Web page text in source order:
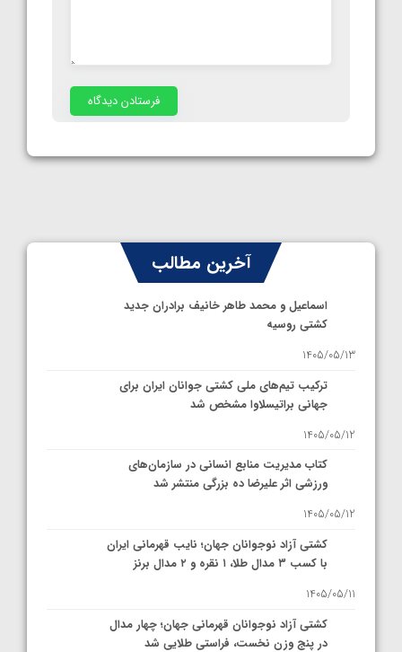
آخرین مطالب
اسماعیل و محمد طاهر خانیف برادران جدید
کشتی روسیه
1405/05/13
ترکیب تیم‌های ملی کشتی جوانان ایران برای
جهانی براتیسلاوا مشخص شد
1405/05/12
کتاب مدیریت منابع انسانی در سازمان‌های
ورزشی اثر علیرضا ده بزرگی منتشر شد
1405/05/12
کشتی آزاد نوجوانان جهان؛ نایب قهرمانی ایران
با کسب ۳ مدال طلا، ۱ نقره و ۲ مدال برنز
1405/05/11
کشتی آزاد نوجوانان قهرمانی جهان؛ چهار مدال
در پنج وزن نخست، فراستی طلایی شد